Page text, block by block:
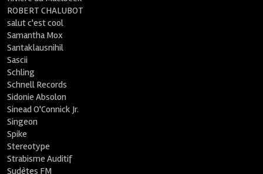
ROBERT CHALUBOT
salut c'est cool
Samantha Mox
Santaklausnihil
Sascii
Schling
Schnell Records
Sidonie Absolon
Sinead O'Connick Jr.
Singeon
Spike
Stereotype
Strabisme Auditif
Sudètes FM